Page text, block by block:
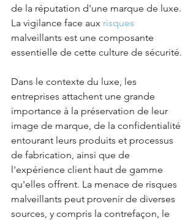
de la réputation d'une marque de luxe.
La vigilance face aux risques
malveillants est une composante
essentielle de cette culture de sécurité.
Dans le contexte du luxe, les
entreprises attachent une grande
importance à la préservation de leur
image de marque, de la confidentialité
entourant leurs produits et processus
de fabrication, ainsi que de
l'expérience client haut de gamme
qu'elles offrent. La menace de risques
malveillants peut provenir de diverses
sources, y compris la contrefaçon, le